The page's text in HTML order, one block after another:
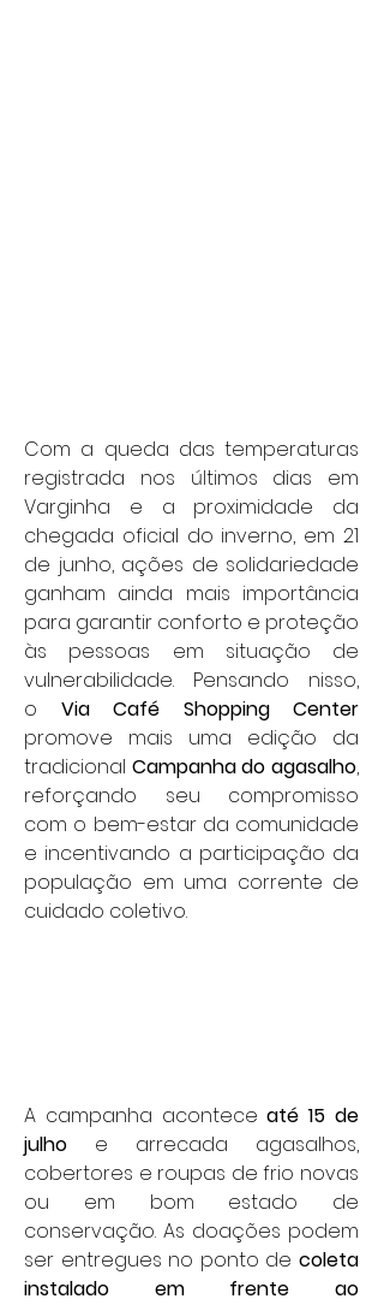
Com a queda das temperaturas
registrada nos últimos dias em
Varginha e a proximidade da
chegada oficial do inverno, em 21
de junho, ações de solidariedade
ganham ainda mais importância
para garantir conforto e proteção
às pessoas em situação de
vulnerabilidade. Pensando nisso,
o
promove mais uma edição da
tradicional Campanha do agasalho,
reforçando seu compromisso
com o bem-estar da comunidade
e incentivando a participação da
população em uma corrente de
cuidado coletivo.
A campanha acontece até 15 de
julho e arrecada agasalhos,
cobertores e roupas de frio novas
ou em bom estado de
conservação. As doações podem
ser entregues no ponto de coleta
instalado em frente ao